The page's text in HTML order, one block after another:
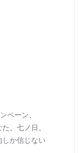
ペーン、
た、 七ノ日 、
しか信じない